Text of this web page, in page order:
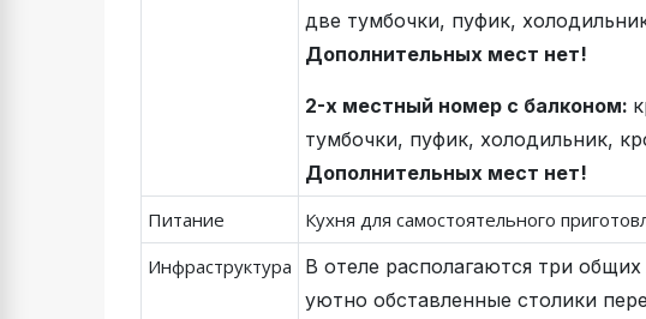
две тумбочки, пуфик,
Дополнительных мест нет!
2-х местный номер с балконом:
тумбочки, пуфик, холодильник,
Дополнительных мест нет!
Питание
Кухня для самостоятельного
Инфраструктура
В отеле располагаются три
уютно обставленные столики